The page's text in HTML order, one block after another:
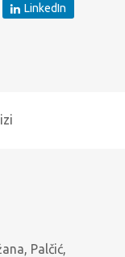
LinkedIn
Palčić,